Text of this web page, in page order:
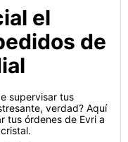
el
de
supervisar tus
verdad? Aquí
tus órdenes de Evri a